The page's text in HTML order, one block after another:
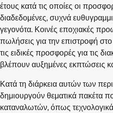
έτους κατά τις οποίες οι
διαδεδομένες, συχνά
γεγονότα. Κοινές εποχιακές
πωλήσεις για την επιστροφή στο
τις ειδικές προσφορές για τις
βλέπουν αυξημένες εκπτώσεις
Κατά τη διάρκεια αυτών των
δημιουργούν θεματικά πακέτα
καταναλωτών, όπως